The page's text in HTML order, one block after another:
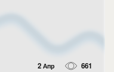
2 Апр 661